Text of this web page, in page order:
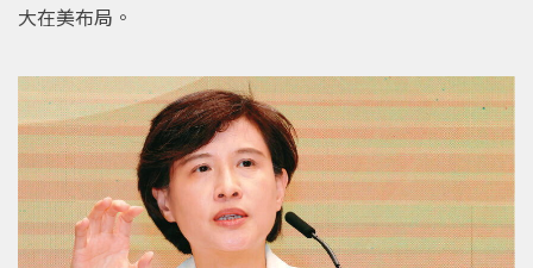
大在美布局。